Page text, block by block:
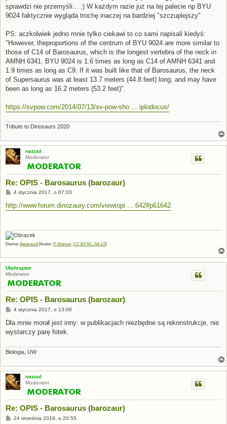
sprawdzi nie przemyśli... ;) W każdym razie już na tej palecie np BYU
9024 faktycznie wygląda trochę inaczej na bardziej "szczuplejszy"
PS: aczkolwiek jedno mnie tylko ciekawi to co sami napisali kiedyś:
"However, theproportions of the centrum of BYU 9024 are more similar to
those of C14 of Barosaurus, which is the longest vertebra of the neck in
AMNH 6341. BYU 9024 is 1.6 times as long as C14 of AMNH 6341 and
1.9 times as long as C9. If it was built like that of Barosaurus, the neck
of Supersaurus was at least 13.7 meters (44.8 feet) long, and may have
been as long as 16.2 meters (53.2 feet)".
https://svpow.com/2014/07/13/sv-pow-sho ... iplodocus/
Tribute to Dinosaurs 2020
nazuul
Moderator
Re: OPIS - Barosaurus (barozaur)
P
s
t
4 stycznia 2017, o 07:03
http://www.forum.dinozaury.com/viewtopi ... 642#p61642
[Stamp: Apsaravis] [Avatar: P. Weimer, CC BY-NC-SA 2.0]
Utahraptor
Moderator
Re: OPIS - Barosaurus (barozaur)
P
s
4 stycznia 2017, o 13:06
Dla mnie morał jest inny: w publikacjach niezbędne są rekonstrukcje, nie
wystarczy parę fotek.
Biologia, UW
nazuul
Moderator
Re: OPIS - Barosaurus (barozaur)
P24 września 2019, o 20:55